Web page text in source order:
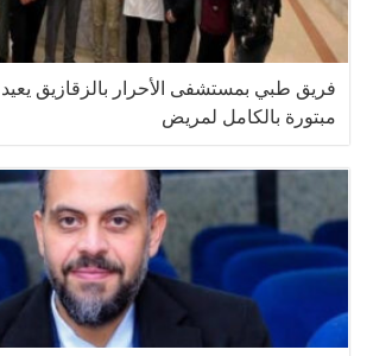
فريق طبي بمستشفى الأحرار بالزقازيق يعيد
مبتورة بالكامل لمريض